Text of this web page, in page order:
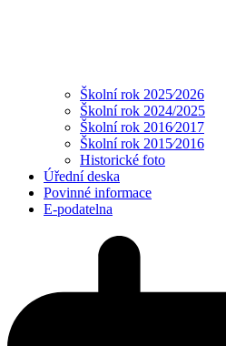
Školní rok 2025⁄2026
Školní rok 2024/2025
Školní rok 2016⁄2017
Školní rok 2015⁄2016
Historické foto
Úřední deska
Povinné informace
E-podatelna